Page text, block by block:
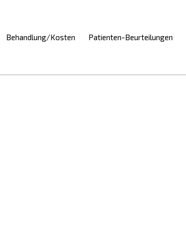
Behandlung/Kosten Patienten-Beurteilungen